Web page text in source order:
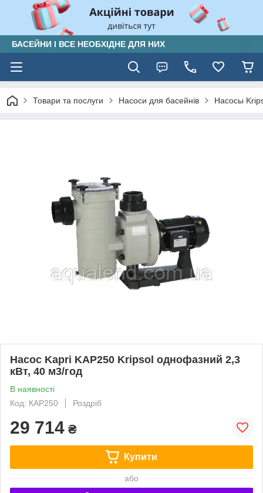
БАСЕЙНИ І ВСЕ НЕОБХІДНЕ ДЛЯ НИХ
Товари та послуги Насоси для басейнів Насосы
Насос Kapri KAP250 Kripsol однофазний 2,3
кВт, 40 м3/год
В наявності
Код: КАР250
Роздріб
29 714 ₴
Купити
або